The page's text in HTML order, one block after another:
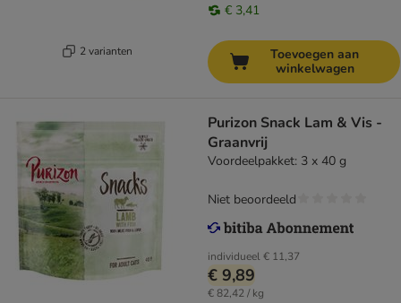
2 varianten
€ 3,41
Toevoegen aan
winkelwagen
Purizon Snack Lam & Vis -
Graanvrij
Voordeelpakket: 3 x 40 g
individueel€ 11,37
€ 9,89
€ 82,42 / kg
Niet beoordeeld